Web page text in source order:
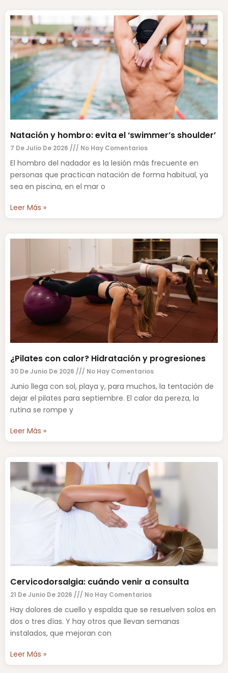
Natación y hombro: evita el ‘swimmer’s shoulder’
7 De Julio De 2026 No Hay Comentarios
El hombro del nadador es la lesión más frecuente en
personas que practican natación de forma habitual, ya
sea en piscina, en el mar o
Leer Más »
¿Pilates con calor? Hidratación y progresiones
30 De Junio De 2026 No Hay Comentarios
Junio llega con sol, playa y, para muchos, la tentación de
dejar el pilates para septiembre. El calor da pereza, la
rutina se rompe y
Leer Más »
Cervicodorsalgia: cuándo venir a consulta
21 De Junio De 2026 No Hay Comentarios
Hay dolores de cuello y espalda que se resuelven solos en
dos o tres días. Y hay otros que llevan semanas
instalados, que mejoran con
Leer Más »